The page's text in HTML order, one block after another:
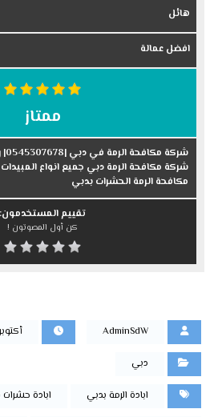
هائل
افضل عمالة
ممتاز
شركة مكافحة الرمة دبي جميع انواع
مكافحة الرمة الحشرات بدبي
تقييم المستخدمون:
كن أول المصوتون !
AdminSdW أكتوبر 16,
دبي
ابادة الرمة بدبي ابادة